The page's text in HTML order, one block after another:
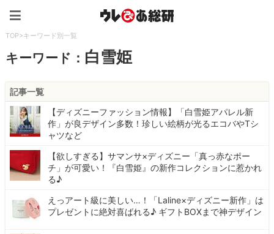
TOP>キーワード別一覧
キーワード： 白雪姫
記事一覧
【ディズニーファッション情報】「白雪姫アパレル新
作」が良デザイン多数！珍しい絵柄が光るエコバやTシ
ャツなど
【欲しすぎる】サマンサ×ディズニー「真っ赤なポー
チ」が可愛い！『白雪姫』の新作コレクションに惹かれ
る♪
えっアート級に美しい…！「Laline×ディズニー新作」は
プレゼントに絶対喜ばれる♪ ギフトBOXまで神デザイン